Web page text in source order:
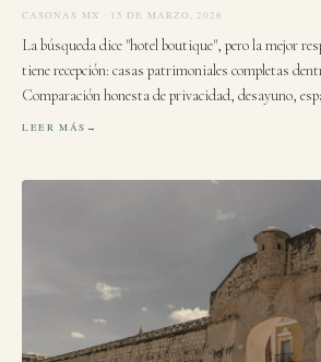
CASONAS MX · 15 DE MARZO, 2026
La búsqueda dice "hotel boutique", pero la mejor
tiene recepción: casas patrimoniales completas
Comparación honesta de privacidad, desayuno,
LEER MÁS